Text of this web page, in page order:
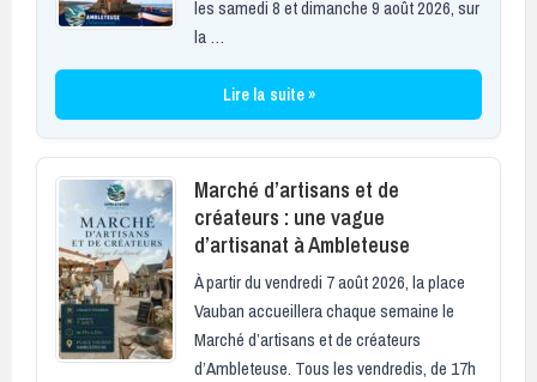
les samedi 8 et dimanche 9 août 2026, sur
la …
Lire la suite »
Marché d’artisans et de
créateurs : une vague
d’artisanat à Ambleteuse
À partir du vendredi 7 août 2026, la place
Vauban accueillera chaque semaine le
Marché d’artisans et de créateurs
d’Ambleteuse. Tous les vendredis, de 17h